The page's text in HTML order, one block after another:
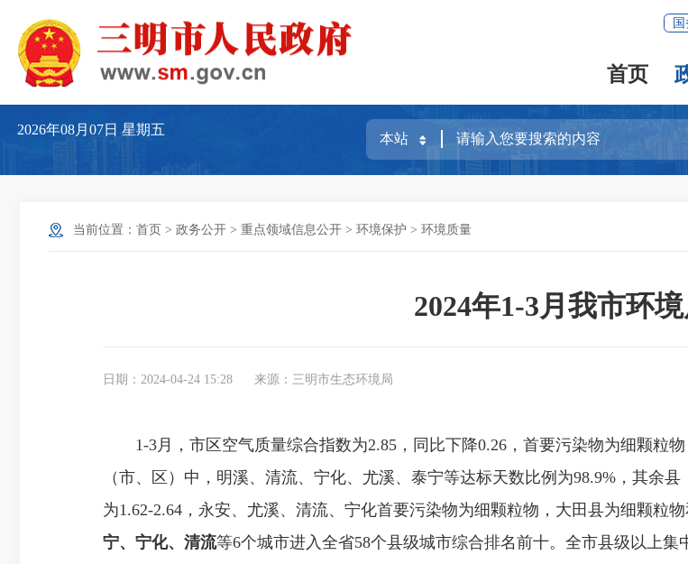
首页
2026年08月07日星期五
当前位置： 首页 > 政务公开 > 重点领域信息公开 > 环境保护 > 环境质量
2024年1-3月我市环
日期：2024-04-24 15:28 来源：三明市生态环境局
1-3月，市区空气质量综合指数为2.85，同比下降0.26，首要污染物为细颗粒物
（市、区）中，明溪、清流、宁化、尤溪、泰宁等达标天数比例为98.9%，其余
为1.62-2.64，永安、尤溪、清流、宁化首要污染物为细颗粒物，大田县为细颗粒
宁、宁化、清流等6个城市进入全省58个县级城市综合排名前十。全市县级以上集